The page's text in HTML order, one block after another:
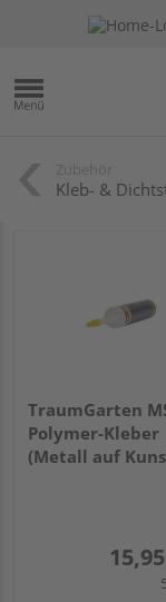
Kleb- &
TraumGarten
Polymer-Kleber
(Metall auf